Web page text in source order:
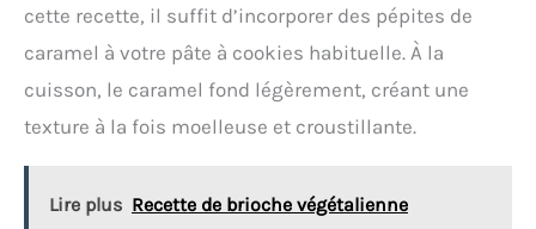
cette recette, il suffit d’incorporer des pépites de
caramel à votre pâte à cookies habituelle. À la
cuisson, le caramel fond légèrement, créant une
texture à la fois moelleuse et croustillante.
Lire plus Recette de brioche végétalienne